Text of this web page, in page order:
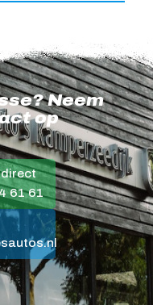
Neem
op
61 61